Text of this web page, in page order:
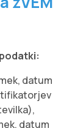
datum
datum